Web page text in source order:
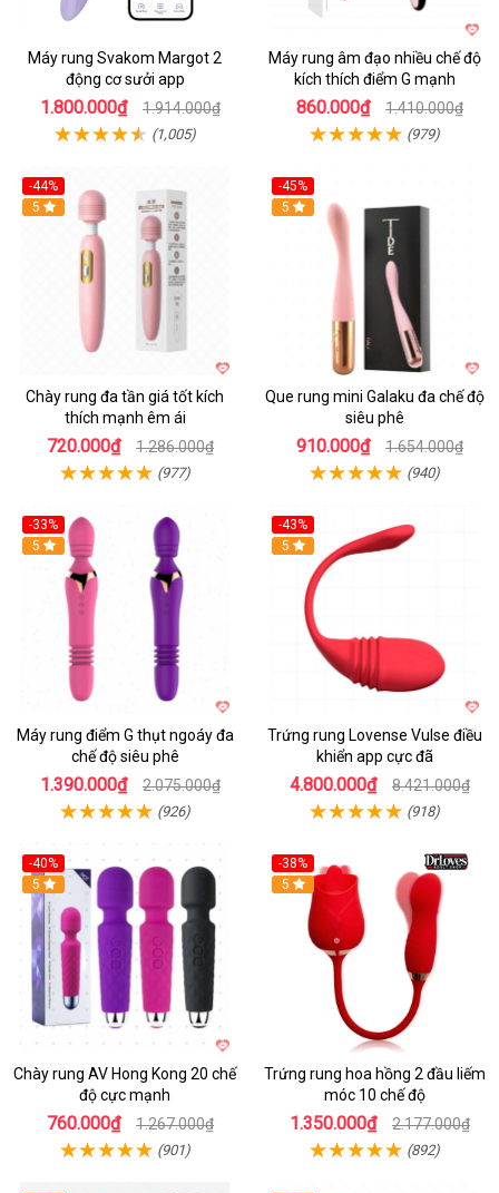
Máy rung Svakom Margot 2
động cơ sưởi app
1.800.000₫ 1.914.000₫
(1,005)
Máy rung âm đạo nhiều chế độ
kích thích điểm G mạnh
860.000₫ 1.410.000₫
(979)
-44%
Hot
5
Chày rung đa tần giá tốt kích
thích mạnh êm ái
720.000₫ 1.286.000₫
(977)
-45%
Hot
5
Que rung mini Galaku đa chế độ
siêu phê
910.000₫ 1.654.000₫
(940)
-33%
Hot
5
Máy rung điểm G thụt ngoáy đa
chế độ siêu phê
1.390.000₫ 2.075.000₫
(926)
-43%
Hot
5
Trứng rung Lovense Vulse điều
khiển app cực đã
4.800.000₫ 8.421.000₫
(918)
-40%
5
Chày rung AV Hong Kong 20 chế
độ cực mạnh
760.000₫ 1.267.000₫
(901)
-38%
Hot
5
Trứng rung hoa hồng 2 đầu liếm
móc 10 chế độ
1.350.000₫ 2.177.000₫
(892)